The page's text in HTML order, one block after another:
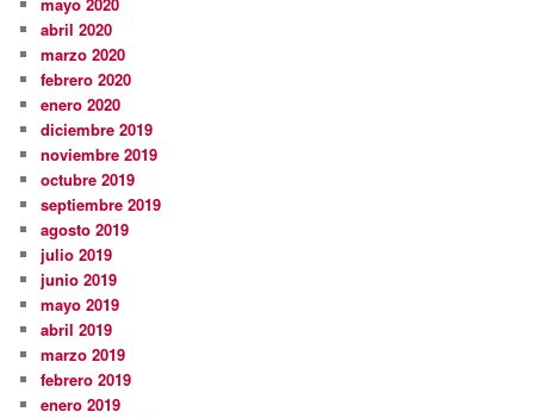
abril 2020
marzo 2020
febrero 2020
enero 2020
diciembre 2019
noviembre 2019
octubre 2019
septiembre 2019
agosto 2019
julio 2019
junio 2019
mayo 2019
abril 2019
marzo 2019
febrero 2019
enero 2019